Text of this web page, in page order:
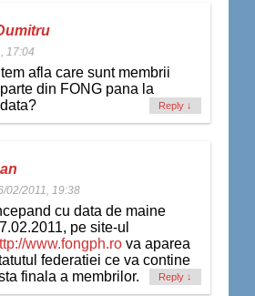
17:04
afla care sunt membrii
din FONG pana la
Reply ↓
02/2011, 19:38
cu data de maine
pe site-ul
www.fongph.ro va aparea
federatiei ce va contine
finala a membrilor.
Reply ↓